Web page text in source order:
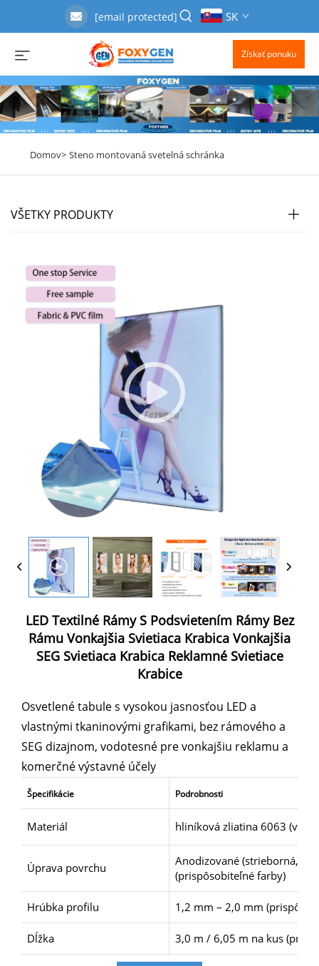
[email protected] SK
Získať ponuku
Domov> Steno montovaná svetelná schránka
VŠETKY PRODUKTY
LED Textilné Rámy S Podsvietením Rámy Bez
Rámu Vonkajšia Svietiaca Krabica Vonkajšia
SEG Svietiaca Krabica Reklamné Svietiace
Krabice
Osvetlené tabule s vysokou jasnosťou LED a
vlastnými tkaninovými grafikami, bez rámového a
SEG dizajnom, vodotesné pre vonkajšiu reklamu a
komerčné výstavné účely
Špecifikácie Podrobnosti
Materiál hliníková zliatina 6063
Úprava povrchu
Anodizované (strieborná,
(prispôsobiteľné farby)
Hrúbka profilu 1,2 mm – 2,0 mm
Dĺžka 3,0 m / 6,05 m na kus